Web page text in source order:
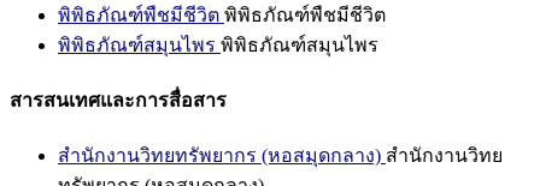
พิพิธภัณฑ์พืชมีชีวิต พิพิธภัณฑ์พืชมีชีวิต
พิพิธภัณฑ์สมุนไพร พิพิธภัณฑ์สมุนไพร
สารสนเทศและการสื่อสาร
สำนักงานวิทยทรัพยากร (หอสมุดกลาง) สำนักงานวิทย